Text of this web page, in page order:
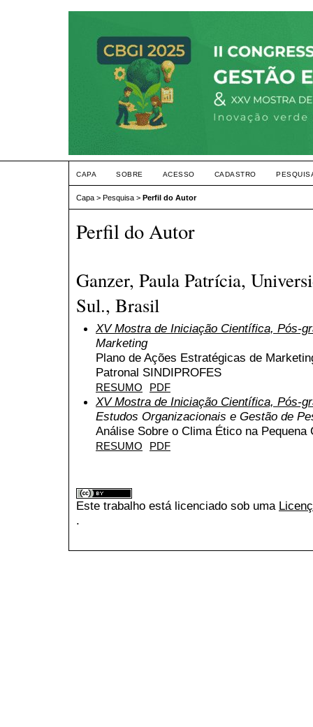
CAPA SOBRE ACESSO CADASTRO
Capa > Pesquisa > Perfil do Autor
Perfil do Autor
Ganzer, Paula Patrícia,
Sul., Brasil
XV Mostra de Iniciação Científica, Pós-
Marketing
Plano de Ações Estratégicas de
Patronal SINDIPROFES
RESUMO PDF
XV Mostra de Iniciação Científica, Pós-
Estudos Organizacionais e Gestão de
Análise Sobre o Clima Ético na Pequena
RESUMO PDF
Este trabalho está licenciado sob uma
.